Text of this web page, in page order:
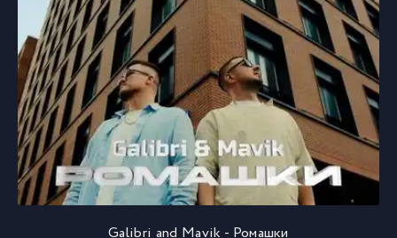
Galibri and Mavik - Ромашки